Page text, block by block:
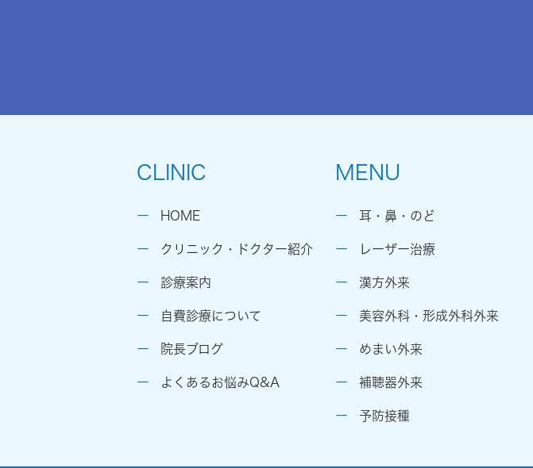
CLINIC
HOME
クリニック・ドクター紹介
診療案内
自費診療について
院長ブログ
よくあるお悩みQ&A
MENU
耳・鼻・のど
レーザー治療
漢方外来
美容外科・形成外科外来
めまい外来
補聴器外来
予防接種